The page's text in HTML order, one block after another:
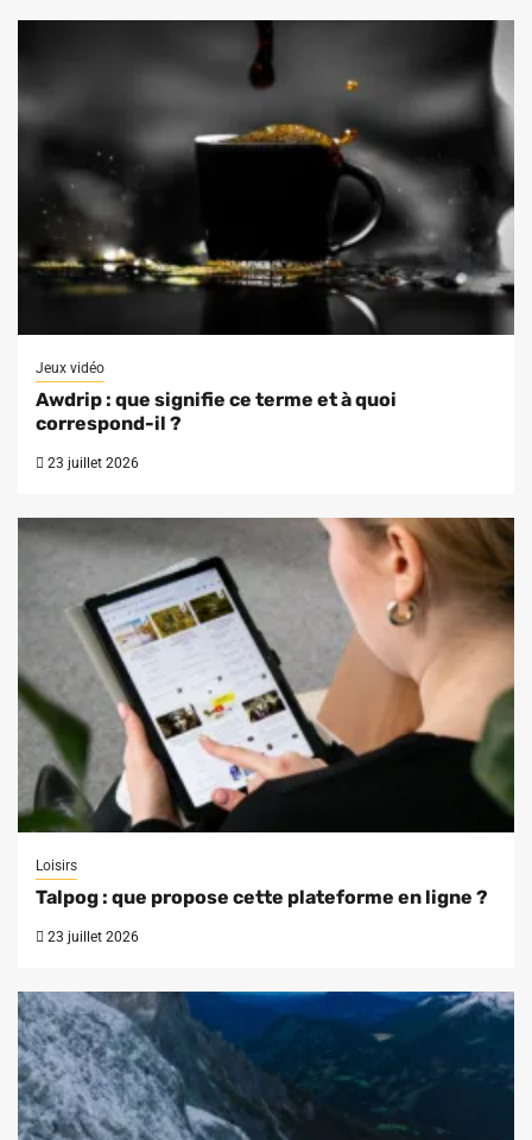
Jeux vidéo
Awdrip : que signifie ce terme et à quoi
correspond-il ?
23 juillet 2026
Loisirs
Talpog : que propose cette plateforme en ligne ?
23 juillet 2026